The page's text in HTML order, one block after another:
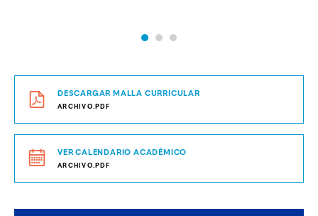
DESCARGAR MALLA CURRICULAR
ARCHIVO.PDF
VER CALENDARIO ACADÉMICO
ARCHIVO.PDF